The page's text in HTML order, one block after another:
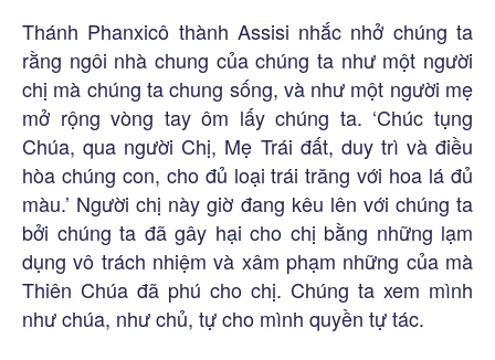
Thánh Phanxicô thành Assisi nhắc nhở chúng ta
rằng ngôi nhà chung của chúng ta như một người
chị mà chúng ta chung sống, và như một người mẹ
mở rộng vòng tay ôm lấy chúng ta. ‘Chúc tụng
Chúa, qua người Chị, Mẹ Trái đất, duy trì và điều
hòa chúng con, cho đủ loại trái trăng với hoa lá đủ
màu.’ Người chị này giờ đang kêu lên với chúng ta
bởi chúng ta đã gây hại cho chị bằng những lạm
dụng vô trách nhiệm và xâm phạm những của mà
Thiên Chúa đã phú cho chị. Chúng ta xem mình
như chúa, như chủ, tự cho mình quyền tự tác.